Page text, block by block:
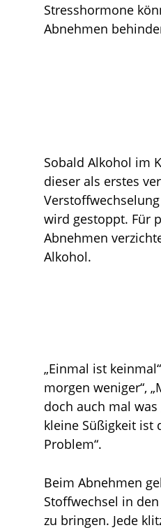
Stresshormone
Abnehmen
Sobald Alkohol im
dieser als erstes
wird gestoppt. Für
Abnehmen
Alkohol.
„Einmal ist
morgen weniger“,
doch auch mal was
kleine Süßigkeit ist
Problem“.
Beim Abnehmen
Stoffwechsel in
zu bringen. Jede